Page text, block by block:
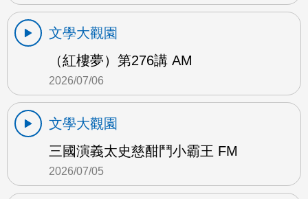
文學大觀園
（紅樓夢）第276講 AM
2026/07/06
文學大觀園
三國演義太史慈酣鬥小霸王 FM
2026/07/05